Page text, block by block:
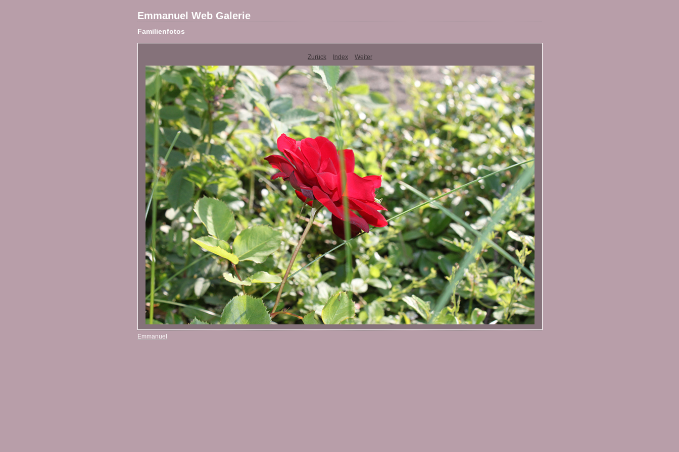
Emmanuel Web Galerie
Familienfotos
Zurück Index Weiter
Emmanuel